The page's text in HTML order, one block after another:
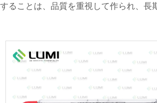
ることは、品質を重視して作られ、長